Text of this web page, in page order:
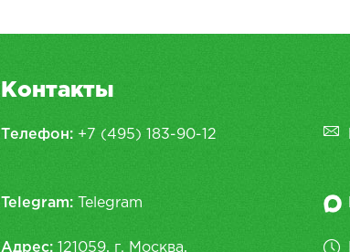
Контакты
Телефон: +7 (495) 183-90-12
Telegram: Telegram
Адрес: 121059, г. Москва,